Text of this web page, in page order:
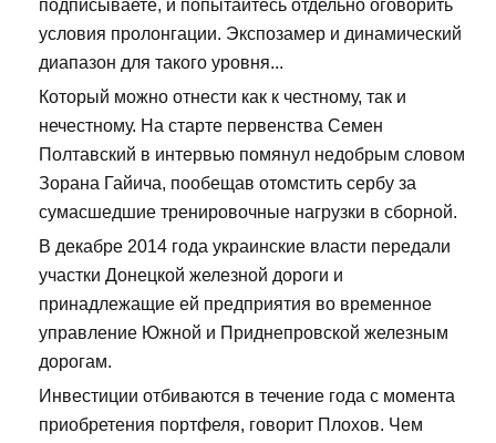
подписываете, и попытайтесь отдельно оговорить
условия пролонгации. Экспозамер и динамический
диапазон для такого уровня...
Который можно отнести как к честному, так и
нечестному. На старте первенства Семен
Полтавский в интервью помянул недобрым словом
Зорана Гайича, пообещав отомстить сербу за
сумасшедшие тренировочные нагрузки в сборной.
В декабре 2014 года украинские власти передали
участки Донецкой железной дороги и
принадлежащие ей предприятия во временное
управление Южной и Приднепровской железным
дорогам.
Инвестиции отбиваются в течение года с момента
приобретения портфеля, говорит Плохов. Чем